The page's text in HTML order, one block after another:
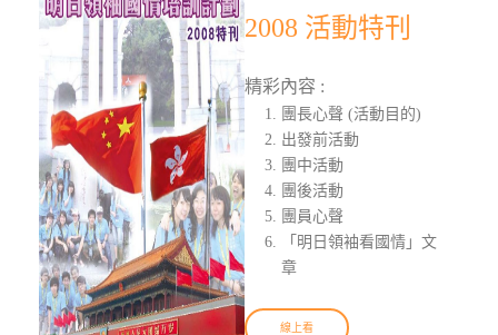
2008 活動特刊
精彩內容 :
團長心聲 (活動目的)
出發前活動
團中活動
團後活動
團員心聲
「明日領袖看國情」文
章
線上看